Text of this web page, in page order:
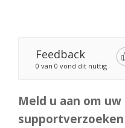
Feedback
0 van 0 vond dit nuttig
Meld u aan om